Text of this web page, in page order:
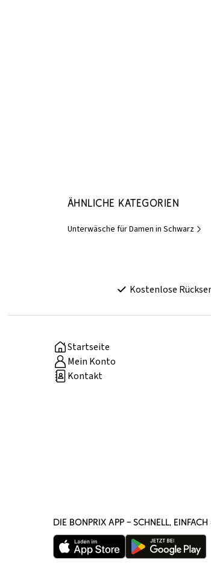
Ähnliche Kategorien
Unterwäsche für Damen in Schwarz
Kostenlose
Startseite
Mein Konto
Kontakt
DIE BONPRIX APP – SCHNELL, EINFACH